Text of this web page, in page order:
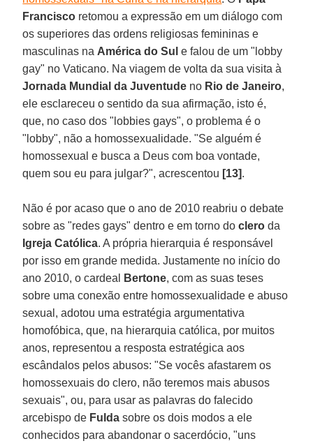
Francisco retomou a expressão em um diálogo com
os superiores das ordens religiosas femininas e
masculinas na América do Sul e falou de um "lobby
gay" no Vaticano. Na viagem de volta da sua visita à
Jornada Mundial da Juventude no Rio de Janeiro,
ele esclareceu o sentido da sua afirmação, isto é,
que, no caso dos "lobbies gays", o problema é o
"lobby", não a homossexualidade. "Se alguém é
homossexual e busca a Deus com boa vontade,
quem sou eu para julgar?", acrescentou [13].
Não é por acaso que o ano de 2010 reabriu o debate
sobre as "redes gays" dentro e em torno doclero da
Igreja Católica. A própria hierarquia é responsável
por isso em grande medida. Justamente no início do
ano 2010, o cardeal
Bertone, com as suas teses
sobre uma conexão entre homossexualidade e abuso
sexual, adotou uma estratégia argumentativa
homofóbica, que, na hierarquia católica, por muitos
anos, representou a resposta estratégica aos
escândalos pelos abusos: "Se vocês afastarem os
homossexuais do clero, não teremos mais abusos
sexuais", ou, para usar as palavras do falecido
arcebispo de Fulda sobre os dois modos a ele
conhecidos para abandonar o sacerdócio, "uns